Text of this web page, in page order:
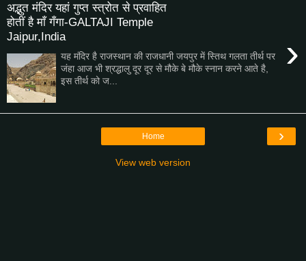
अद्भुत मंदिर यहां गुप्त स्त्रोत से प्रवाहित
होतीं है माँ गँगा-GALTAJI Temple
Jaipur,India
›
यह मंदिर है राजस्थान की राजधानी जयपुर में स्तिथ गलता तीर्थ पर
जंहा आज भी श्रद्धालु दूर दूर से मौके बे मौके स्नान करने आते है,
इस तीर्थ को ज...
›
Home
View web version